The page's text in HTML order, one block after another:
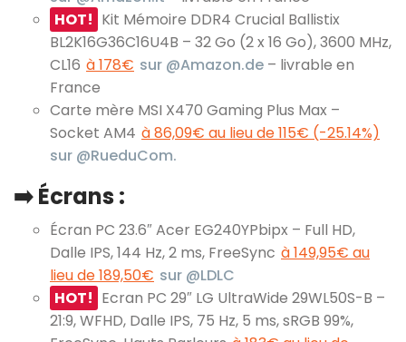
HOT! Kit Mémoire DDR4 Crucial Ballistix
BL2K16G36C16U4B – 32 Go (2 x 16 Go), 3600 MHz,
CL16 à 178€ sur @Amazon.de – livrable en
France
Carte mère MSI X470 Gaming Plus Max –
Socket AM4 à 86,09€ au lieu de 115€ (-25.14%)
sur @RueduCom.
➡️Écrans :
Écran PC 23.6″ Acer EG240YPbipx – Full HD,
Dalle IPS, 144 Hz, 2 ms, FreeSync à 149,95€ au
lieu de 189,50€ sur @LDLC
HOT! Ecran PC 29″ LG UltraWide 29WL50S-B –
21:9, WFHD, Dalle IPS, 75 Hz, 5 ms, sRGB 99%,